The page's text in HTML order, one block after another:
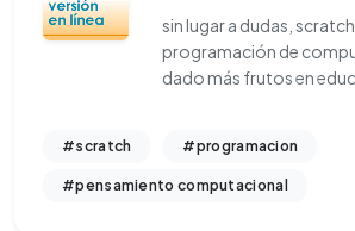
sin lugar a dudas,
programación de
dado más frutos en
#scratch #programacion
#pensamiento computacional